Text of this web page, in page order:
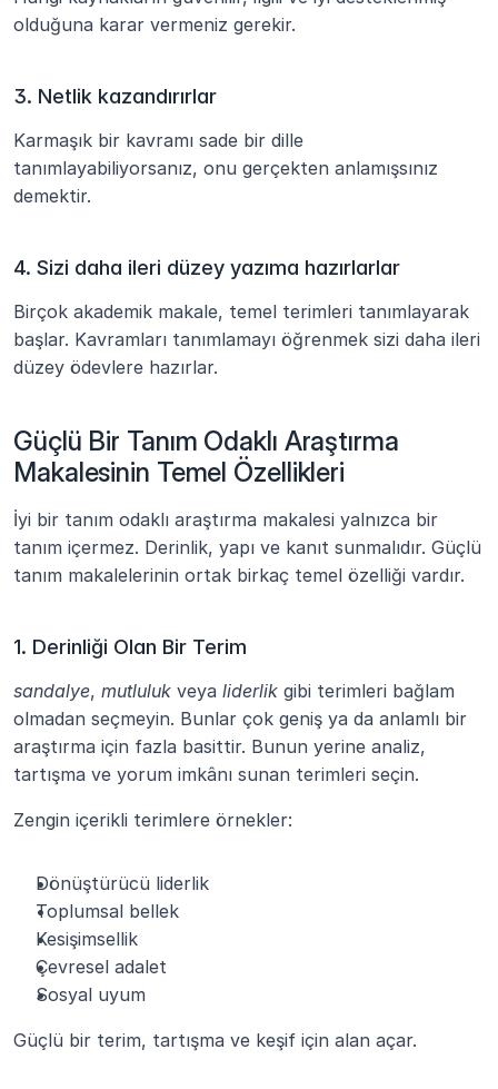
olduğuna karar vermeniz gerekir.
3. Netlik kazandırırlar
Karmaşık bir kavramı sade bir dille
tanımlayabiliyorsanız, onu gerçekten anlamışsınız
demektir.
4. Sizi daha ileri düzey yazıma hazırlarlar
Birçok akademik makale, temel terimleri tanımlayarak
başlar. Kavramları tanımlamayı öğrenmek sizi daha ileri
düzey ödevlere hazırlar.
Güçlü Bir Tanım Odaklı Araştırma
Makalesinin Temel Özellikleri
İyi bir tanım odaklı araştırma makalesi yalnızca bir
tanım içermez. Derinlik, yapı ve kanıt sunmalıdır. Güçlü
tanım makalelerinin ortak birkaç temel özelliği vardır.
1. Derinliği Olan Bir Terim
sandalye, mutluluk veya liderlik gibi terimleri bağlam
olmadan seçmeyin. Bunlar çok geniş ya da anlamlı bir
araştırma için fazla basittir. Bunun yerine analiz,
tartışma ve yorum imkânı sunan terimleri seçin.
Zengin içerikli terimlere örnekler:
Dönüştürücü liderlik
Toplumsal bellek
Kesişimsellik
Çevresel adalet
Sosyal uyum
Güçlü bir terim, tartışma ve keşif için alan açar.